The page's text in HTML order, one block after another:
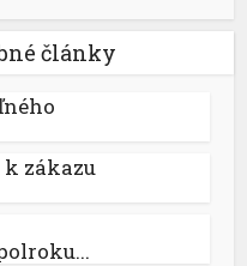
články
k zákazu